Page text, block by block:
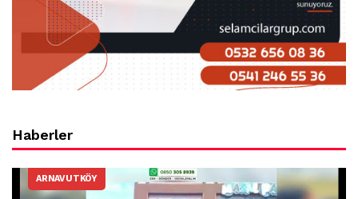
Haberler
ARNAVUTKÖY